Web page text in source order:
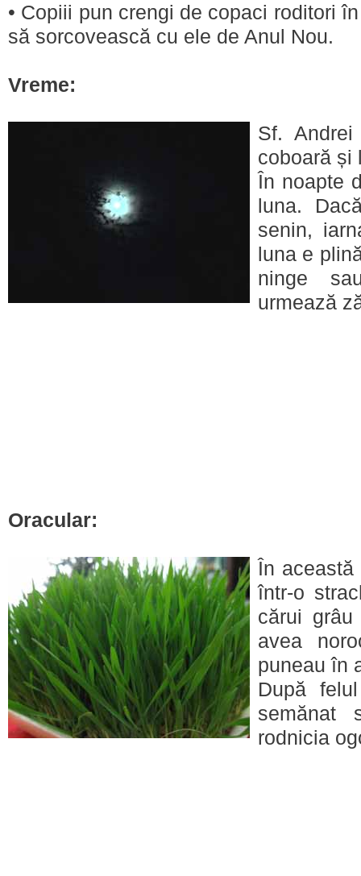
• Copiii pun crengi de copaci roditori
să sorcovească cu ele de Anul Nou.
Vreme:
Sf.
coboară și
În noapte
luna.
senin,
luna e
ninge
urmează
Oracular:
În
într-o
cărui
avea
puneau în
După
semănat
rodnicia